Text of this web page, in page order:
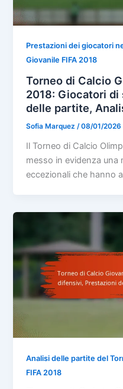
Prestazioni dei giocatori
Giovanile FIFA 2018
Torneo di Calcio
2018: Giocatori
delle partite,
Sofia Marquez/08/01/2026
Il Torneo di Calcio
messo in evidenza una
eccezionali che hanno
Analisi delle partite del
FIFA 2018